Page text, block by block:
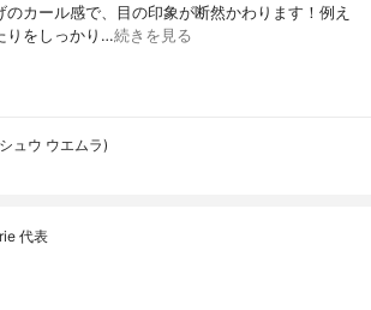
のカール感で、目の印象が断然かわります！例え
りをしっかり…続きを見る
ュウ ウエムラ)
代表